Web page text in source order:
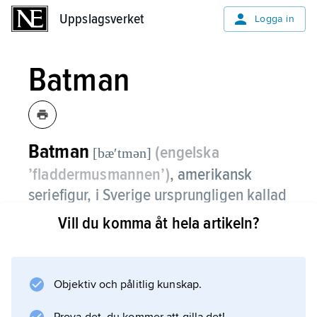
Uppslagsverket Logga in
Batman
Batman [bæʹtmən] (engelska
’fladdermusmannen’), amerikansk
seriefigur, i Sverige ursprungligen kallad
Läderlappen.
Detective Comics och är vid sidan av
Vill du komma åt hela artikeln?
Objektiv och pålitlig kunskap.